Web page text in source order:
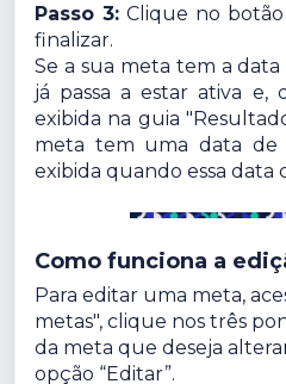
Passo 3:Clique no botão
finalizar.
Se a sua meta tem a
já passa a estar ativa e,
exibida na guia
meta tem uma data de
exibida quando essa data
Como funciona a
Para editar uma meta,
metas", clique nos três
da meta que deseja
opção “Editar”.